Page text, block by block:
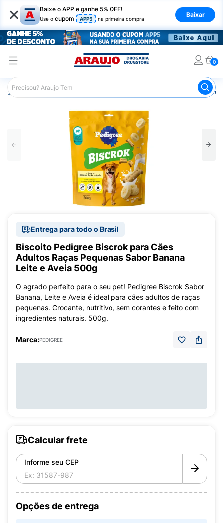
× Baixe o APP e ganhe 5% OFF!
Use o cupom APP5 na primeira compra
Baixar
0
Araujo Pet Shop
Entrega para todo o Brasil
Biscoito Pedigree Biscrok para Cães
Adultos Raças Pequenas Sabor Banana
Leite e Aveia 500g
O agrado perfeito para o seu pet! Pedigree Biscrok Sabor
Banana, Leite e Aveia é ideal para cães adultos de raças
pequenas. Crocante, nutritivo, sem corantes e feito com
ingredientes naturais. 500g.
Marca:PEDIGREE
Calcular frete
Informe seu CEP
Opções de entrega